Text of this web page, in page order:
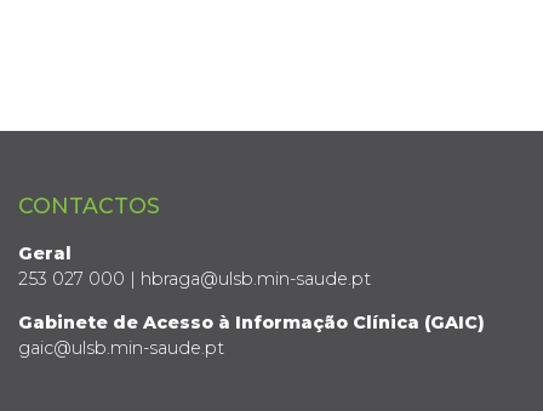
CONTACTOS
Geral
253 027 000 | hbraga@ulsb.min-saude.pt
Gabinete de Acesso à Informação Clínica (GAIC)
gaic@ulsb.min-saude.pt